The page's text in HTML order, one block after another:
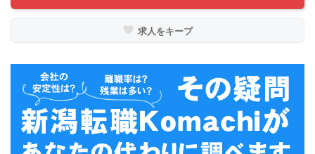
求人をキープ